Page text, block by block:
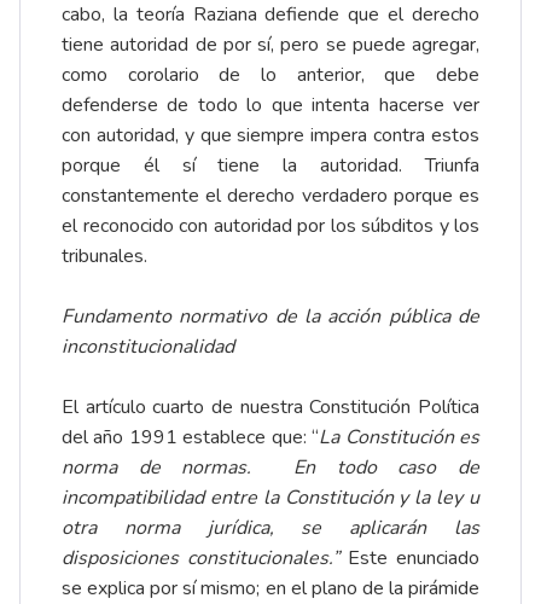
cabo, la teoría Raziana defiende que el derecho
tiene autoridad de por sí, pero se puede agregar,
como corolario de lo anterior, que debe
defenderse de todo lo que intenta hacerse ver
con autoridad, y que siempre impera contra estos
porque él sí tiene la autoridad. Triunfa
constantemente el derecho verdadero porque es
el reconocido con autoridad por los súbditos y los
tribunales.
Fundamento normativo de la acción pública de
inconstitucionalidad
El artículo cuarto de nuestra Constitución Política
del año 1991 establece que: “La Constitución es
norma de normas. En todo caso de
incompatibilidad entre la Constitución y la ley u
otra norma jurídica, se aplicarán las
disposiciones constitucionales.” Este enunciado
se explica por sí mismo; en el plano de la pirámide